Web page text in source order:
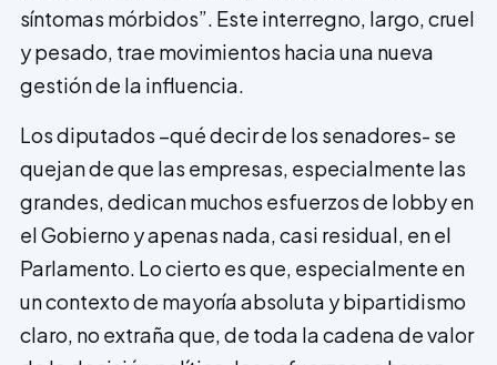
síntomas mórbidos”. Este interregno, largo, cruel
y pesado, trae movimientos hacia una nueva
gestión de la influencia.
Los diputados –qué decir de los senadores- se
quejan de que las empresas, especialmente las
grandes, dedican muchos esfuerzos de lobby en
el Gobierno y apenas nada, casi residual, en el
Parlamento. Lo cierto es que, especialmente en
un contexto de mayoría absoluta y bipartidismo
claro, no extraña que, de toda la cadena de valor